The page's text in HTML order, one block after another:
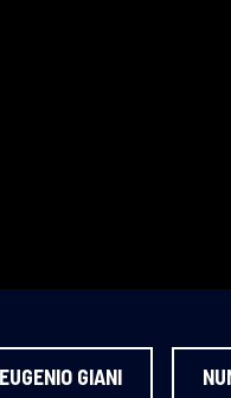
EUGENIO GIANI